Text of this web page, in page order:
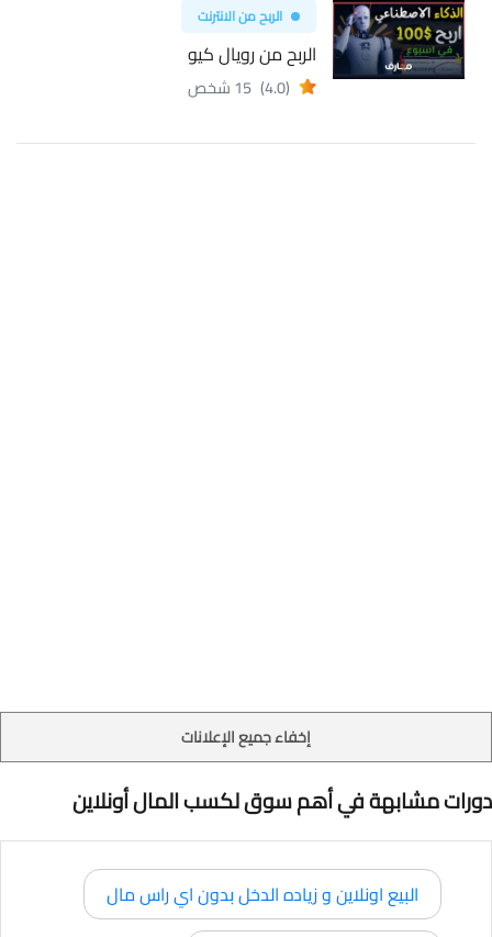
الربح من الانترنت
الربح من رويال كيو
(4.0) 15 شخص
إخفاء جميع الإعلانات
دورات مشابهة في أهم سوق لكسب المال أونلاين
البيع اونلاين و زياده الدخل بدون اي راس مال